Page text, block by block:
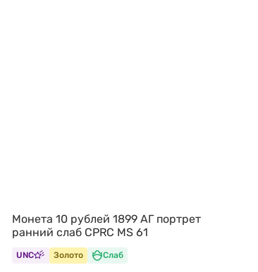
Монета 10 рублей 1899 АГ портрет
ранний слаб CPRC MS 61
UNC Золото Слаб